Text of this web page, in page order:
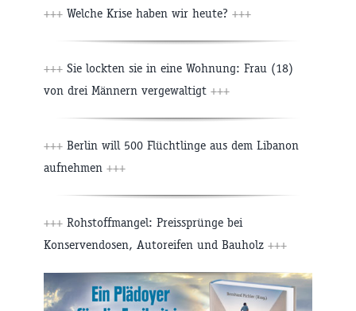
+++ Welche Krise haben wir heute? +++
+++ Sie lockten sie in eine Wohnung: Frau (18)
von drei Männern vergewaltigt +++
+++ Berlin will 500 Flüchtlinge aus dem Libanon
aufnehmen +++
+++ Rohstoffmangel: Preissprünge bei
Konservendosen, Autoreifen und Bauholz +++